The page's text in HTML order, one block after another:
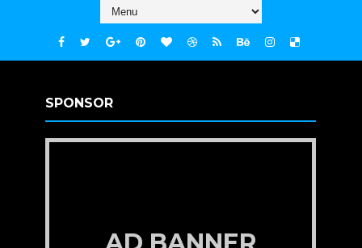
SPONSOR